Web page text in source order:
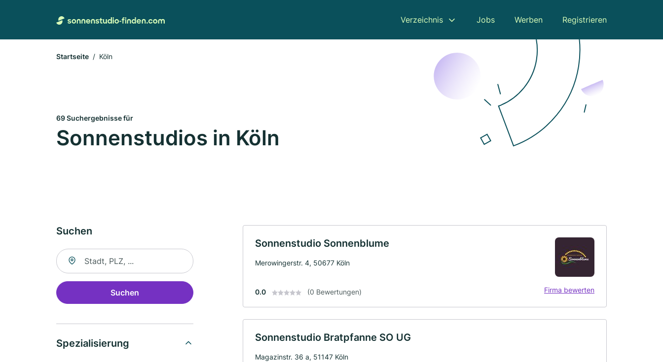
Verzeichnis Jobs Werben Registrieren
Startseite Köln
69 Suchergebnisse für
Sonnenstudios in Köln
Suchen
Suche nach Ort
Suchen
Spezialisierung
Sonnenstudio Sonnenblume
Merowingerstr. 4, 50677 Köln
0.0 (0 Bewertungen) Firma bewerten
Sonnenstudio Bratpfanne SO UG
Magazinstr. 36 a, 51147 Köln